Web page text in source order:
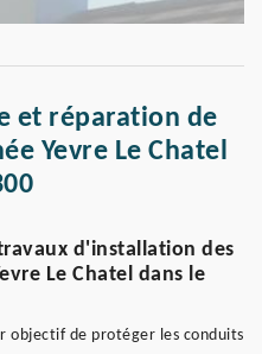
et réparation de
Yevre Le Chatel
d'installation des
Le Chatel dans le
objectif de protéger les conduits